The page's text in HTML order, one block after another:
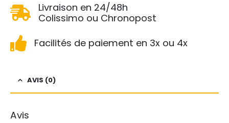
Livraison en 24/48h
Colissimo ou Chronopost
Facilités de paiement en 3x ou 4x
AVIS (0)
Avis